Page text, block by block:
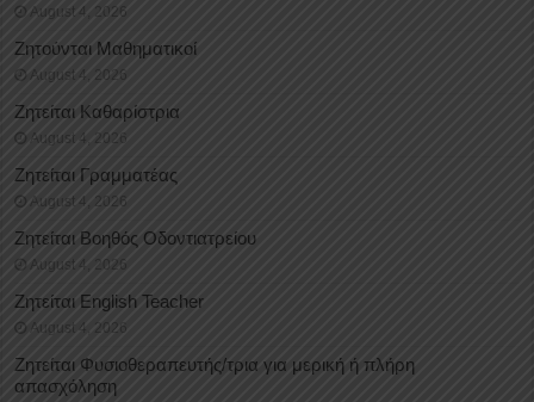
August 4, 2026
Ζητούνται Μαθηματικοί
August 4, 2026
Ζητείται Καθαρίστρια
August 4, 2026
Ζητείται Γραμματέας
August 4, 2026
Ζητείται Βοηθός Οδοντιατρείου
August 4, 2026
Ζητείται English Teacher
August 4, 2026
Ζητείται Φυσιοθεραπευτής/τρια για μερική ή πλήρη
απασχόληση